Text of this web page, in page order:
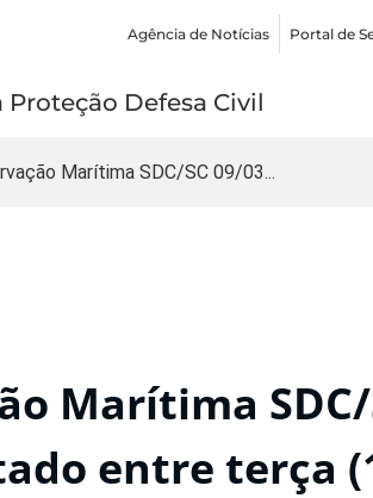
Agência de Notícias Portal de
Defesa Civil
Marítima SDC/SC 09/03...
Marítima
entre terça